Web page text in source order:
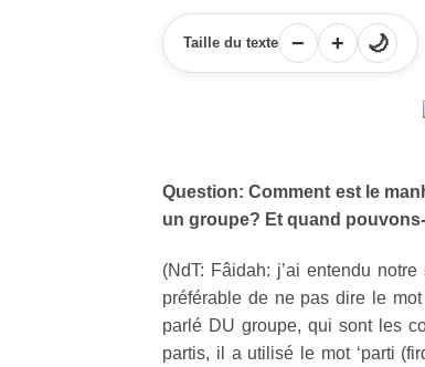
Taille du texte − + 🌙
Question: Comment est le
un groupe? Et quand
(NdT: Fâidah: j’ai entendu
préférable de ne pas dire le mot
parlé DU groupe, qui sont les
partis, il a utilisé le mot ‘parti